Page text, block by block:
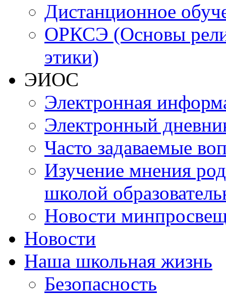
Дистанционное
ОРКСЭ (Основы
этики)
ЭИОС
Электронная
Электронный
Часто задаваемые
Изучение мнения
школой
Новости
Новости
Наша школьная жизнь
Безопасность